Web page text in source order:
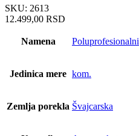
SKU: 2613
12.499,00 RSD
Namena Poluprofesionalni
Jedinica mere kom.
Zemlja porekla Švajcarska